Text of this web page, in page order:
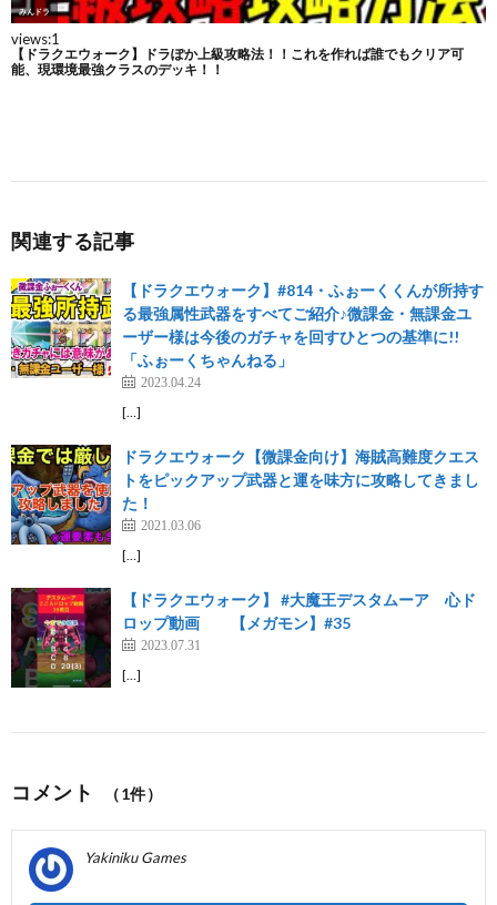
関連する記事
【ドラクエウォーク】#814・ふぉーくくんが所持す
る最強属性武器をすべてご紹介♪微課金・無課金ユ
ーザー様は今後のガチャを回すひとつの基準に!!
「ふぉーくちゃんねる」
2023.04.24
[…]
ドラクエウォーク【微課金向け】海賊高難度クエス
トをピックアップ武器と運を味方に攻略してきまし
た！
2021.03.06
[…]
【ドラクエウォーク】 #大魔王デスタムーア 心ド
ロップ動画 【メガモン】#35
2023.07.31
[…]
コメント （1件）
Yakiniku Games